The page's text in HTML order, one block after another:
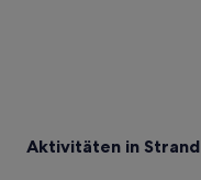
Aktivitäten in